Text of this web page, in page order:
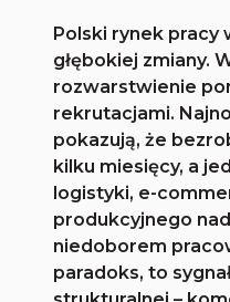
Polski rynek pracy
głębokiej zmiany.
rozwarstwienie
rekrutacjami.
pokazują, że
kilku miesięcy, a
logistyki, e-
produkcyjnego
niedoborem
paradoks, to